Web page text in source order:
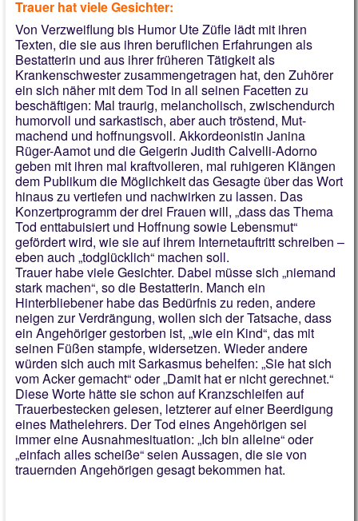
Trauer hat viele Gesichter:
Von Verzweiflung bis Humor Ute Züfle lädt mit ihren
Texten, die sie aus ihren beruflichen Erfahrungen als
Bestatterin und aus ihrer früheren Tätigkeit als
Krankenschwester zusammengetragen hat, den Zuhörer
ein sich näher mit dem Tod in all seinen Facetten zu
beschäftigen: Mal traurig, melancholisch, zwischendurch
humorvoll und sarkastisch, aber auch tröstend, Mut-
machend und hoffnungsvoll. Akkordeonistin Janina
Rüger-Aamot und die Geigerin Judith Calvelli-Adorno
geben mit ihren mal kraftvolleren, mal ruhigeren Klängen
dem Publikum die Möglichkeit das Gesagte über das Wort
hinaus zu vertiefen und nachwirken zu lassen. Das
Konzertprogramm der drei Frauen will, „dass das Thema
Tod enttabuisiert und Hoffnung sowie Lebensmut“
gefördert wird, wie sie auf ihrem Internetauftritt schreiben –
eben auch „todglücklich“ machen soll.
Trauer habe viele Gesichter. Dabei müsse sich „niemand
stark machen“, so die Bestatterin. Manch ein
Hinterbliebener habe das Bedürfnis zu reden, andere
neigen zur Verdrängung, wollen sich der Tatsache, dass
ein Angehöriger gestorben ist, „wie ein Kind“, das mit
seinen Füßen stampfe, widersetzen. Wieder andere
würden sich auch mit Sarkasmus behelfen: „Sie hat sich
vom Acker gemacht“ oder „Damit hat er nicht gerechnet.“
Diese Worte hätte sie schon auf Kranzschleifen auf
Trauerbestecken gelesen, letzterer auf einer Beerdigung
eines Mathelehrers. Der Tod eines Angehörigen sei
immer eine Ausnahmesituation: „Ich bin alleine“ oder
„einfach alles scheiße“ seien Aussagen, die sie von
trauernden Angehörigen gesagt bekommen hat.